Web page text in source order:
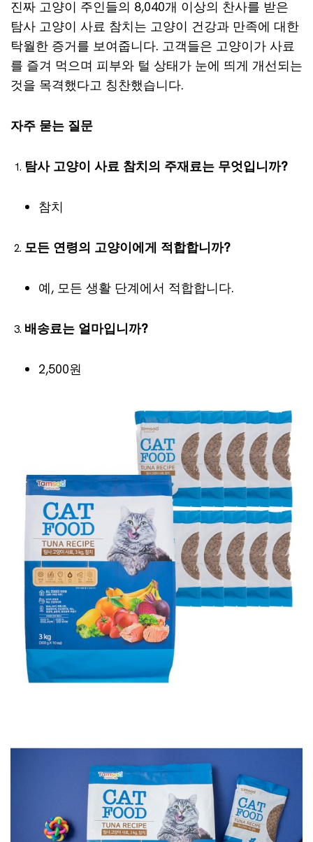
진짜 고양이 주인들의 8,040개 이상의 찬사를 받은
탐사 고양이 사료 참치는 고양이 건강과 만족에 대한
탁월한 증거를 보여줍니다. 고객들은 고양이가 사료
를 즐겨 먹으며 피부와 털 상태가 눈에 띄게 개선되는
것을 목격했다고 칭찬했습니다.
자주 묻는 질문
탐사 고양이 사료 참치의 주재료는 무엇입니까?
참치
모든 연령의 고양이에게 적합합니까?
예, 모든 생활 단계에서 적합합니다.
배송료는 얼마입니까?
2,500원